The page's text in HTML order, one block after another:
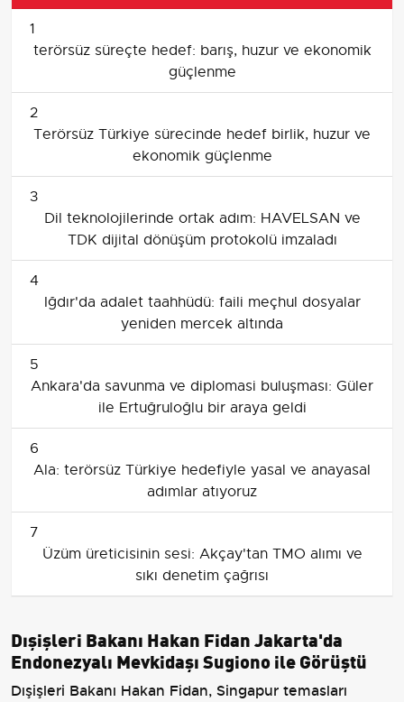
1
terörsüz süreçte hedef: barış, huzur ve ekonomik
güçlenme
2
Terörsüz Türkiye sürecinde hedef birlik, huzur ve
ekonomik güçlenme
3
Dil teknolojilerinde ortak adım: HAVELSAN ve
TDK dijital dönüşüm protokolü imzaladı
4
Iğdır'da adalet taahhüdü: faili meçhul dosyalar
yeniden mercek altında
5
Ankara'da savunma ve diplomasi buluşması: Güler
ile Ertuğruloğlu bir araya geldi
6
Ala: terörsüz Türkiye hedefiyle yasal ve anayasal
adımlar atıyoruz
7
Üzüm üreticisinin sesi: Akçay'tan TMO alımı ve
sıkı denetim çağrısı
Dışişleri Bakanı Hakan Fidan Jakarta'da
Endonezyalı Mevkidaşı Sugiono ile Görüştü
Dışişleri Bakanı Hakan Fidan, Singapur temasları